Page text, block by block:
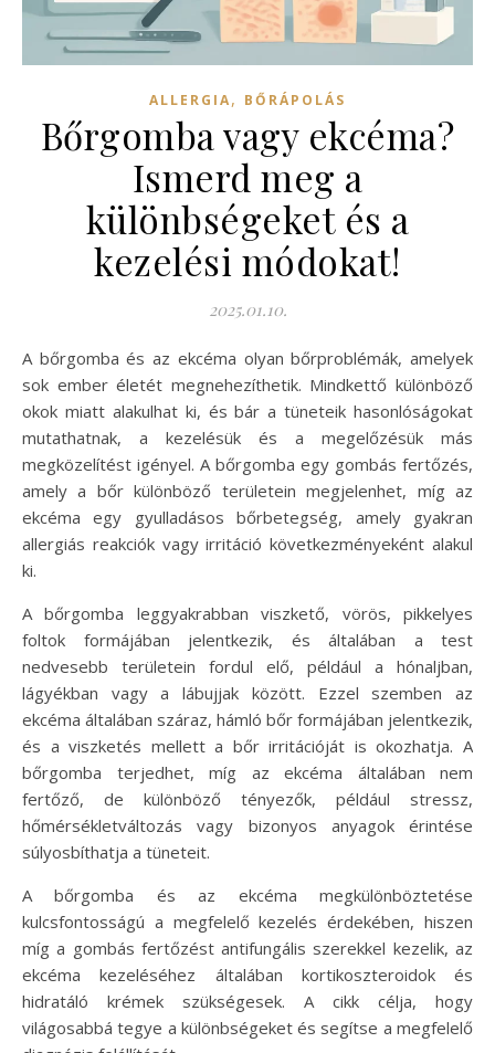
ALLERGIA, BŐRÁPOLÁS
Bőrgomba vagy ekcéma?
Ismerd meg a
különbségeket és a
kezelési módokat!
2025.01.10.
A bőrgomba és az ekcéma olyan bőrproblémák, amelyek
sok ember életét megnehezíthetik. Mindkettő különböző
okok miatt alakulhat ki, és bár a tüneteik hasonlóságokat
mutathatnak, a kezelésük és a megelőzésük más
megközelítést igényel. A bőrgomba egy gombás fertőzés,
amely a bőr különböző területein megjelenhet, míg az
ekcéma egy gyulladásos bőrbetegség, amely gyakran
allergiás reakciók vagy irritáció következményeként alakul
ki.
A bőrgomba leggyakrabban viszkető, vörös, pikkelyes
foltok formájában jelentkezik, és általában a test
nedvesebb területein fordul elő, például a hónaljban,
lágyékban vagy a lábujjak között. Ezzel szemben az
ekcéma általában száraz, hámló bőr formájában jelentkezik,
és a viszketés mellett a bőr irritációját is okozhatja. A
bőrgomba terjedhet, míg az ekcéma általában nem
fertőző, de különböző tényezők, például stressz,
hőmérsékletváltozás vagy bizonyos anyagok érintése
súlyosbíthatja a tüneteit.
A bőrgomba és az ekcéma megkülönböztetése
kulcsfontosságú a megfelelő kezelés érdekében, hiszen
míg a gombás fertőzést antifungális szerekkel kezelik, az
ekcéma kezeléséhez általában kortikoszteroidok és
hidratáló krémek szükségesek. A cikk célja, hogy
világosabbá tegye a különbségeket és segítse a megfelelő